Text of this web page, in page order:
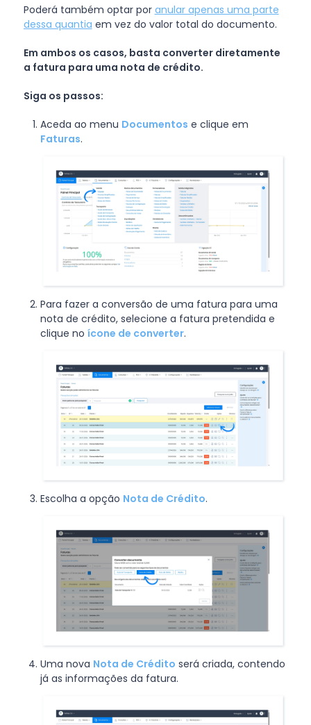
Poderá também optar por anular apenas uma parte
dessa quantia em vez do valor total do documento.
Em ambos os casos, basta converter diretamente
a fatura para uma nota de crédito.
Siga os passos:
Aceda ao menu Documentos e clique em
Faturas.
Para fazer a conversão de uma fatura para uma
nota de crédito, selecione a fatura pretendida e
clique no ícone de converter.
Escolha a opção Nota de Crédito.
Uma nova Nota de Crédito será criada, contendo
já as informações da fatura.